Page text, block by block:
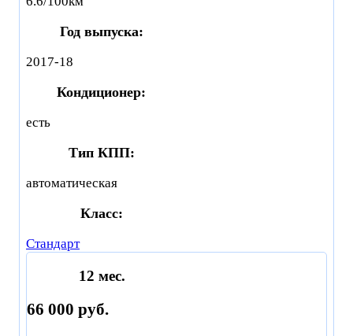
Год выпуска:
2017-18
Кондиционер:
есть
Тип КПП:
автоматическая
Класс:
Стандарт
12 мес.
66 000 руб.